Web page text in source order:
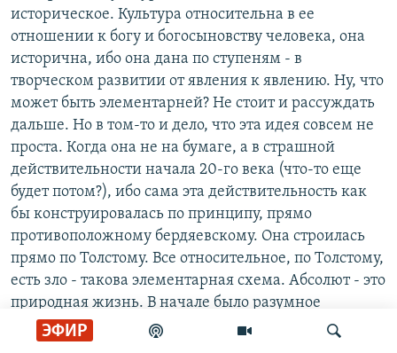
ЭФИР
историческое. Культура относительна в ее
отношении к богу и богосыновству человека, она
исторична, ибо она дана по ступеням - в
творческом развитии от явления к явлению. Ну, что
может быть элементарней? Не стоит и рассуждать
дальше. Но в том-то и дело, что эта идея совсем не
проста. Когда она не на бумаге, а в страшной
действительности начала 20-го века (что-то еще
будет потом?), ибо сама эта действительность как
бы конструировалась по принципу, прямо
противоположному бердяевскому. Она строилась
прямо по Толстому. Все относительное, по Толстому,
есть зло - такова элементарная схема. Абсолют - это
природная жизнь. В начале было разумное
понимание жизни - так толковал Толстой
евангельский логос, слово ''бог''. Абсолют - это